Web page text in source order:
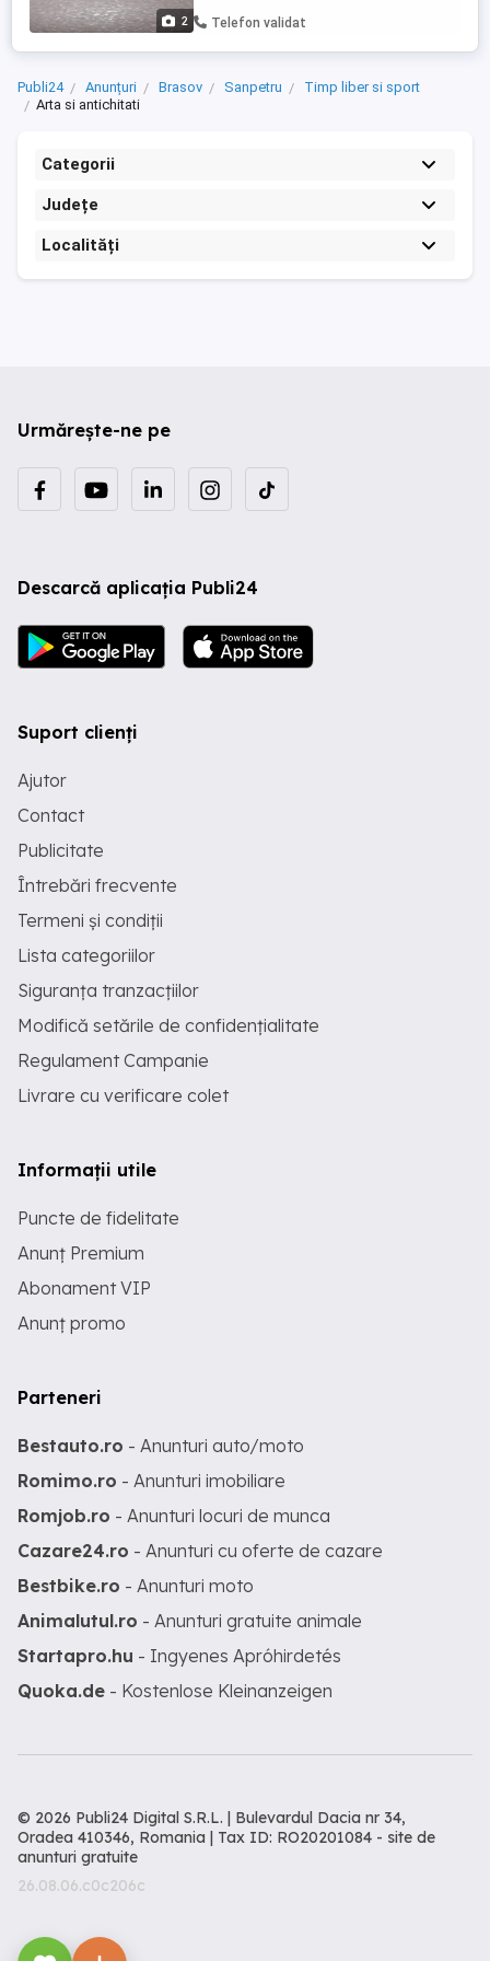
2 Telefon validat
Publi24 Anunțuri Brasov Sanpetru
Timp liber si sport
Arta si antichitati
Categorii
Județe
Localități
Urmărește-ne pe
Descarcă aplicația Publi24
Suport clienți
Ajutor
Contact
Publicitate
Întrebări frecvente
Termeni și condiții
Lista categoriilor
Siguranța tranzacțiilor
Modifică setările de confidențialitate
Regulament Campanie
Livrare cu verificare colet
Informații utile
Puncte de fidelitate
Anunț Premium
Abonament VIP
Anunț promo
Parteneri
Bestauto.ro - Anunturi auto/moto
Romimo.ro - Anunturi imobiliare
Romjob.ro - Anunturi locuri de munca
Cazare24.ro - Anunturi cu oferte de cazare
Bestbike.ro - Anunturi moto
Animalutul.ro - Anunturi gratuite animale
Startapro.hu - Ingyenes Apróhirdetés
Quoka.de - Kostenlose Kleinanzeigen
© 2026 Publi24 Digital S.R.L. | Bulevardul Dacia nr 34,
Oradea 410346, Romania | Tax ID: RO20201084 - site de
anunturi gratuite
26.08.06.c0c206c